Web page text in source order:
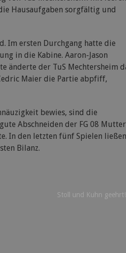
Hausaufgaben sorgfältig und
Im ersten Durchgang hatte die
in die Kabine. Aaron-Jason
änderte der TuS Mechtersheim
Maier die Partie abpfiff,
bewies, sind die
Abschneiden der FG 08
In den letzten fünf Spielen
Bilanz.
Stoll und Kuhn